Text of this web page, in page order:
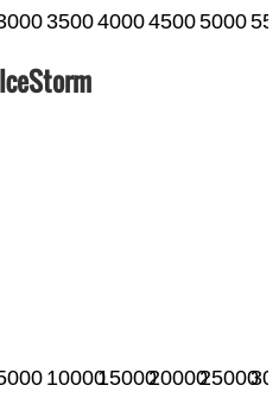
3500400045005000
IceStorm
10000150002000025000